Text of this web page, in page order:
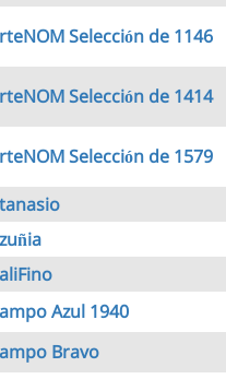
Selección de 1146
Selección de 1414
Selección de 1579
Azul 1940
Bravo